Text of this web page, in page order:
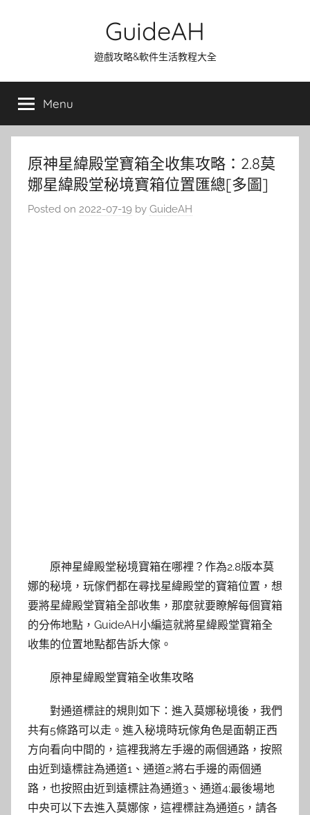
GuideAH
遊戲攻略&軟件生活教程大全
Menu
原神星緯殿堂寶箱全收集攻略：2.8莫
娜星緯殿堂秘境寶箱位置匯總[多圖]
Posted on 2022-07-19 by GuideAH
原神星緯殿堂秘境寶箱在哪裡？作為2.8版本莫
娜的秘境，玩傢們都在尋找星緯殿堂的寶箱位置，想
要將星緯殿堂寶箱全部收集，那麼就要瞭解每個寶箱
的分佈地點，GuideAH小編這就將星緯殿堂寶箱全
收集的位置地點都告訴大傢。
原神星緯殿堂寶箱全收集攻略
對通道標註的規則如下：進入莫娜秘境後，我們
共有5條路可以走。進入秘境時玩傢角色是面朝正西
方向看向中間的，這裡我將左手邊的兩個通路，按照
由近到遠標註為通道1、通道2;將右手邊的兩個通
路，也按照由近到遠標註為通道3、通道4;最後場地
中央可以下去進入莫娜傢，這裡標註為通道5，請各